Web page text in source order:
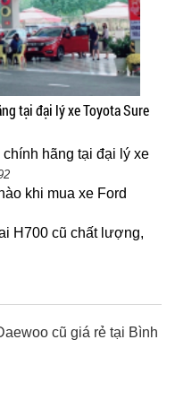
tại đại lý xe Toyota Sure
hãng tại đại lý xe
khi mua xe Ford
H700 cũ chất lượng,